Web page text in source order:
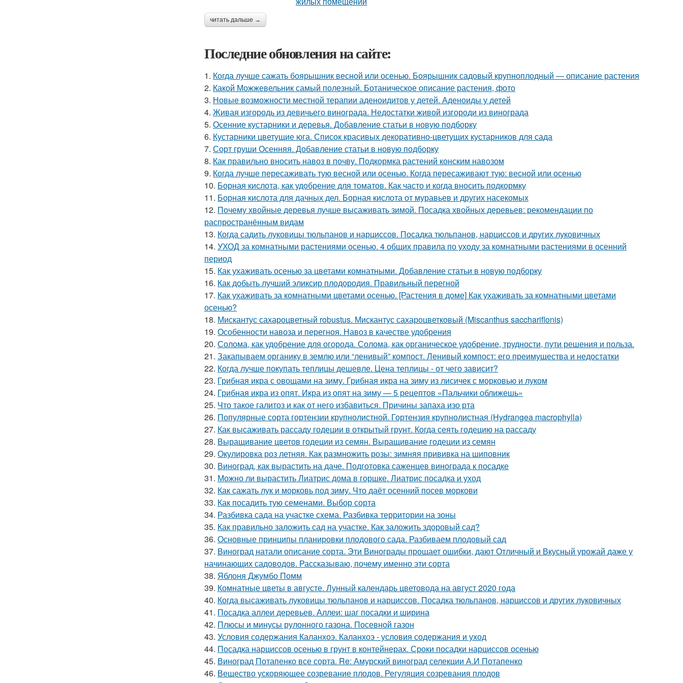
читать дальше →
Последние обновления на сайте:
1. Когда лучше сажать боярышник весной или осенью. Боярышник садовый крупноплодный — описание растения
2. Какой Можжевельник самый полезный. Ботаническое описание растения, фото
3. Новые возможности местной терапии аденоидитов у детей. Аденоиды у детей
4. Живая изгородь из девичьего винограда. Недостатки живой изгороди из винограда
5. Осенние кустарники и деревья. Добавление статьи в новую подборку
6. Кустарники цветущие юга. Список красивых декоративно-цветущих кустарников для сада
7. Сорт груши Осенняя. Добавление статьи в новую подборку
8. Как правильно вносить навоз в почву. Подкормка растений конским навозом
9. Когда лучше пересаживать тую весной или осенью. Когда пересаживают тую: весной или осенью
10. Борная кислота, как удобрение для томатов. Как часто и когда вносить подкормку
11. Борная кислота для дачных дел. Борная кислота от муравьев и других насекомых
12. Почему хвойные деревья лучше высаживать зимой. Посадка хвойных деревьев: рекомендации по
распространённым видам
13. Когда садить луковицы тюльпанов и нарциссов. Посадка тюльпанов, нарциссов и других луковичных
14. УХОД за комнатными растениями осенью. 4 общих правила по уходу за комнатными растениями в осенний
период
15. Как ухаживать осенью за цветами комнатными. Добавление статьи в новую подборку
16. Как добыть лучший эликсир плодородия. Правильный перегной
17. Как ухаживать за комнатными цветами осенью. [Растения в доме] Как ухаживать за комнатными цветами
осенью?
18. Мискантус сахароцветный robustus. Мискантус сахароцветковый (Miscanthus sacchariflonis)
19. Особенности навоза и перегноя. Навоз в качестве удобрения
20. Солома, как удобрение для огорода. Солома, как органическое удобрение, трудности, пути решения и польза.
21. Закапываем органику в землю или “ленивый” компост. Ленивый компост: его преимущества и недостатки
22. Когда лучше покупать теплицы дешевле. Цена теплицы - от чего зависит?
23. Грибная икра с овощами на зиму. Грибная икра на зиму из лисичек с морковью и луком
24. Грибная икра из опят. Икра из опят на зиму — 5 рецептов «Пальчики оближешь»
25. Что такое галитоз и как от него избавиться. Причины запаха изо рта
26. Популярные сорта гортензии крупнолистной. Гортензия крупнолистная (Hydrangea macrophylla)
27. Как высаживать рассаду годеции в открытый грунт. Когда сеять годецию на рассаду
28. Выращивание цветов годеции из семян. Выращивание годеции из семян
29. Окулировка роз летняя. Как размножить розы: зимняя прививка на шиповник
30. Виноград, как вырастить на даче. Подготовка саженцев винограда к посадке
31. Можно ли вырастить Лиатрис дома в горшке. Лиатрис посадка и уход
32. Как сажать лук и морковь под зиму. Что даёт осенний посев моркови
33. Как посадить тую семенами. Выбор сорта
34. Разбивка сада на участке схема. Разбивка территории на зоны
35. Как правильно заложить сад на участке. Как заложить здоровый сад?
36. Основные принципы планировки плодового сада. Разбиваем плодовый сад
37. Виноград натали описание сорта. Эти Винограды прощает ошибки, дают Отличный и Вкусный урожай даже у
начинающих садоводов. Рассказываю, почему именно эти сорта
38. Яблоня Джумбо Помм
39. Комнатные цветы в августе. Лунный календарь цветовода на август 2020 года
40. Когда высаживать луковицы тюльпанов и нарциссов. Посадка тюльпанов, нарциссов и других луковичных
41. Посадка аллеи деревьев. Аллеи: шаг посадки и ширина
42. Плюсы и минусы рулонного газона. Посевной газон
43. Условия содержания Каланхоэ. Каланхоэ - условия содержания и уход
44. Посадка нарциссов осенью в грунт в контейнерах. Сроки посадки нарциссов осенью
45. Виноград Потапенко все сорта. Re: Амурский виноград селекции А.И Потапенко
46. Вещество ускоряющее созревание плодов. Регуляция созревания плодов